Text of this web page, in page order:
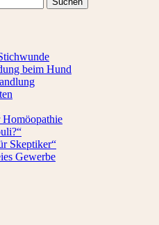
beim Hund
Homöopathie
Skeptiker“
Gewerbe